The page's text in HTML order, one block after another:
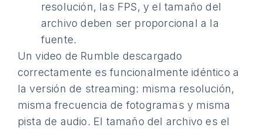
resolución, las FPS, y el tamaño del
archivo deben ser proporcional a la
fuente.
Un video de Rumble descargado
correctamente es funcionalmente idéntico a
la versión de streaming: misma resolución,
misma frecuencia de fotogramas y misma
pista de audio. El tamaño del archivo es el